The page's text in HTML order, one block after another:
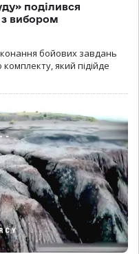
поділився
вибором
бойових завдань
який підійде